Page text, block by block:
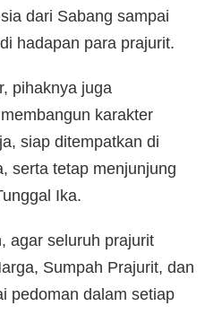
dari Sabang sampai
hadapan para prajurit.
pihaknya juga
karakter
siap ditempatkan di
serta tetap menjunjung
Ika.
agar seluruh prajurit
Sumpah Prajurit, dan
pedoman dalam setiap